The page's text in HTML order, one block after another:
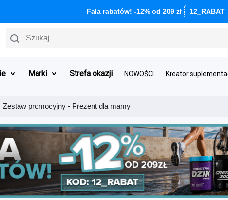
Fala rabatów! -12% od 209 zł 12_RABAT
Szukaj
Marki Strefa okazji NOWOŚCI Kreator
Zestaw promocyjny - Prezent dla mamy